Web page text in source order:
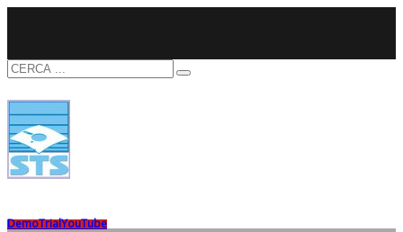
DemoTrialYouTube